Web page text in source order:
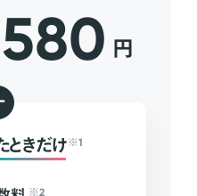
円
ときだけ ※1
※2